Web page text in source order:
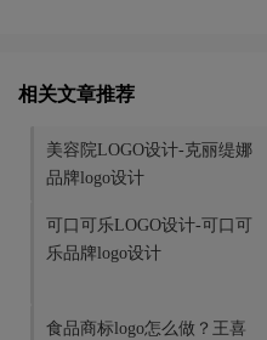
相关文章推荐
美容院LOGO设计-克丽缇娜
品牌logo设计
可口可乐LOGO设计-可口可
乐品牌logo设计
食品商标logo怎么做？王喜